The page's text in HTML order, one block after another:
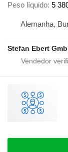
Peso líquido 5
Alemanha,